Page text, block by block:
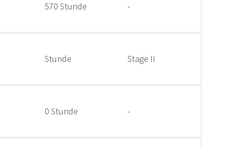
570 Stunde -
Stunde Stage II
0 Stunde -